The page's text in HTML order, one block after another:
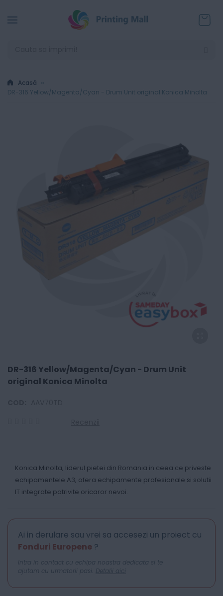
Acasă
DR-316 Yellow/Magenta/Cyan - Drum Unit original Konica Minolta
DR-316 Yellow/Magenta/Cyan - Drum Unit
original Konica Minolta
Konica Minolta, liderul pietei din Romania in ceea ce priveste
echipamentele A3, ofera echipamente profesionale si solutii
IT integrate potrivite oricaror nevoi.
Ai in derulare sau vrei sa accesezi un proiect cu
Fonduri Europene ?
Intra in contact cu echipa noastra dedicata si te
ajutam cu urmatorii pasi. Detalii aici